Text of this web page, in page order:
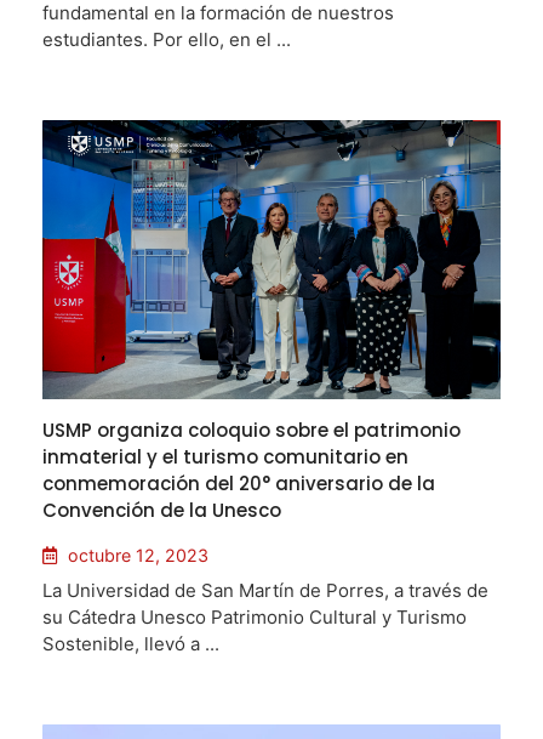
fundamental en la formación de nuestros
estudiantes. Por ello, en el ...
USMP organiza coloquio sobre el patrimonio
inmaterial y el turismo comunitario en
conmemoración del 20° aniversario de la
Convención de la Unesco
octubre 12, 2023
La Universidad de San Martín de Porres, a través de
su Cátedra Unesco Patrimonio Cultural y Turismo
Sostenible, llevó a ...